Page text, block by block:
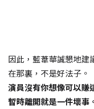
因此，藍葦華誠懇地建
在那裏，不是好法子。
演員沒有你想像可以賺
暫時離開就是一件壞事